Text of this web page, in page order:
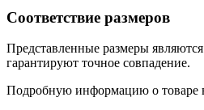
Соответствие размеров
Представленные размеры
гарантируют точное совпадение.
Подробную информацию о товаре